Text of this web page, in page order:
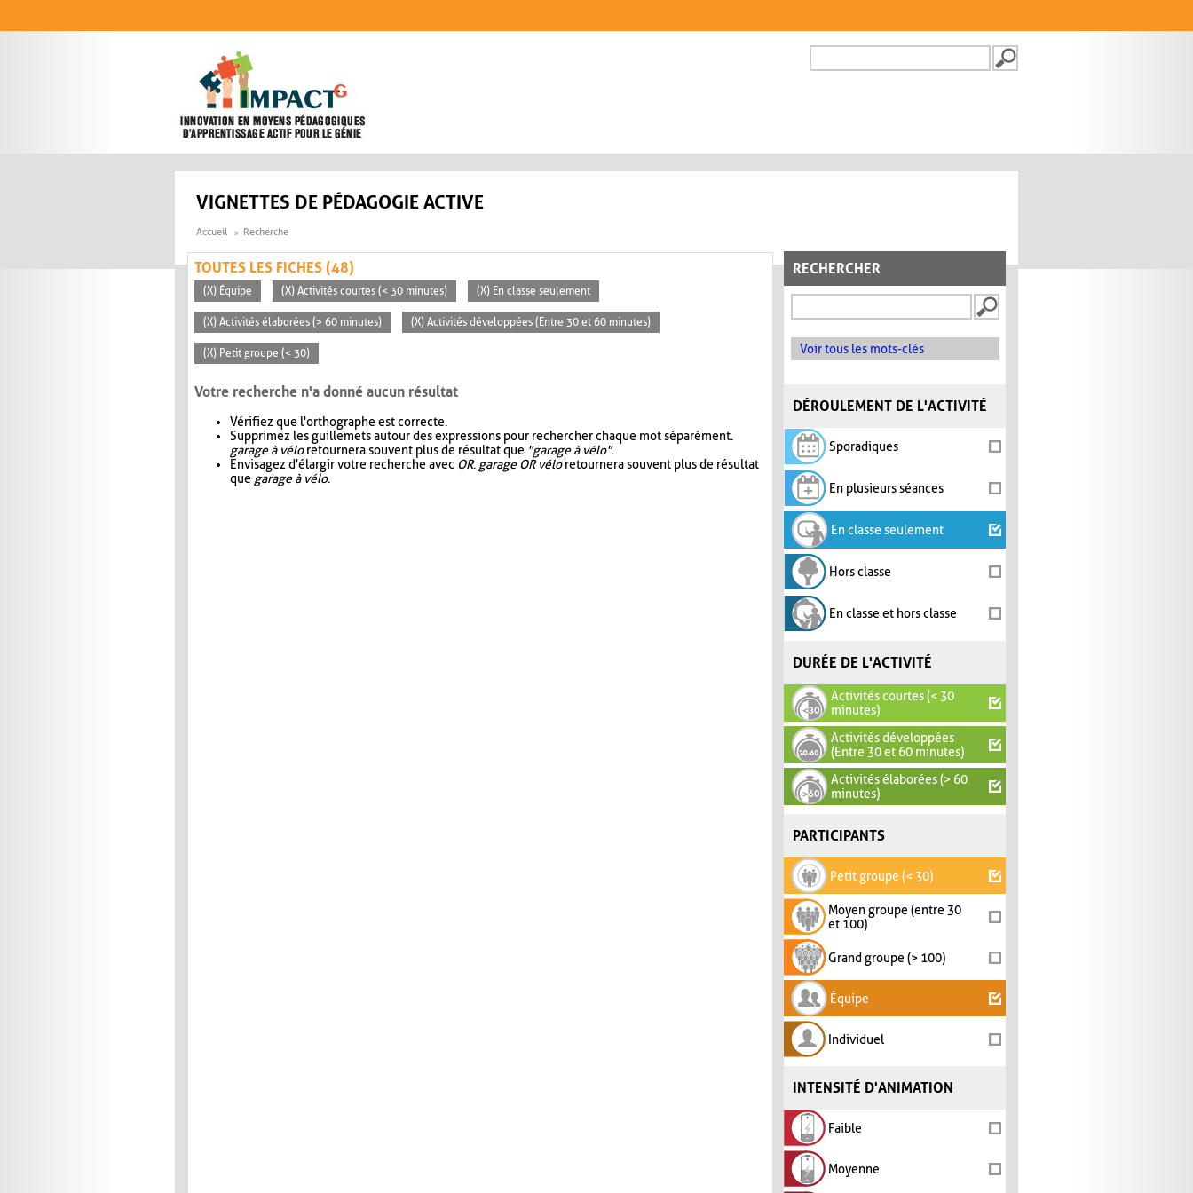
FORMULAIRE DE
VIGNETTES DE PÉDAGOGIE ACTIVE
Accueil Recherche
RECHERCHER
Voir tous les mots-clés
DÉROULEMENT DE L'ACTIVITÉ
Sporadiques
En plusieurs séances
En classe seulement
Hors classe
En classe et hors classe
DURÉE DE L'ACTIVITÉ
Activités courtes (< 30
minutes)
Activités développées
(Entre 30 et 60 minutes)
Activités élaborées (> 60
minutes)
PARTICIPANTS
Petit groupe (< 30)
Moyen groupe (entre 30
et 100)
Grand groupe (> 100)
Équipe
Individuel
INTENSITÉ D'ANIMATION
Faible
Moyenne
TOUTES LES FICHES (48)
(X) Équipe (X) Activités courtes (< 30 minutes) (X) En classe seulement
(X) Activités élaborées (> 60 minutes) (X) Activités développées (Entre 30 et 60 minutes)
(X) Petit groupe (< 30)
Votre recherche n'a donné aucun résultat
Vérifiez que l'orthographe est correcte.
Supprimez les guillemets autour des expressions pour rechercher chaque mot séparément.
garage à véloretournera souvent plus de résultat que "garage à vélo".
Envisagez d'élargir votre recherche avec OR. garage OR véloretournera souvent plus de résultat
que garage à vélo.